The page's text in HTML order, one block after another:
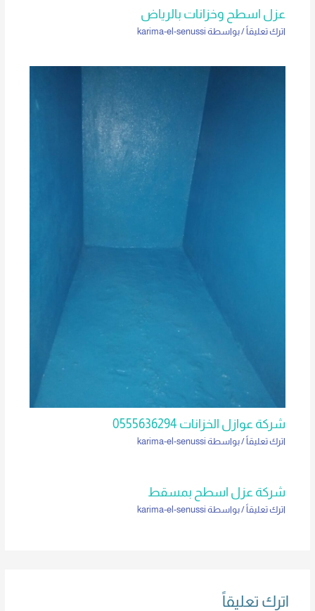
عزل اسطح وخزانات بالرياض
اترك تعليقاً / بواسطة karima-el-senussi
شركة عوازل الخزانات 0555636294
اترك تعليقاً / بواسطة karima-el-senussi
شركة عزل اسطح بمسقط
اترك تعليقاً / بواسطة karima-el-senussi
اترك تعليقاً